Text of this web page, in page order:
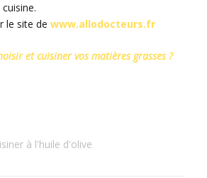
le site de www.allodocteurs.fr
et cuisiner vos matières grasses ?
à l'huile d'olive